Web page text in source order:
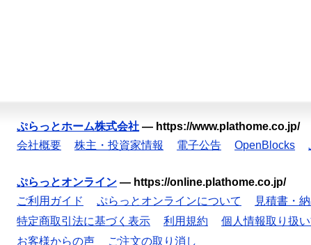
ぷらっとホーム株式会社 — https://www.plathome.co.jp/
会社概要
株主・投資家情報 電子公告 OpenBlocks
ぷらっとオンライン — https://online.plathome.co.jp/
ご利用ガイド
ぷらっとオンラインについて 見積書・
特定商取引法に基づく表示
利用規約 個人情報取り扱
お客様からの声
ご注文の取り消し